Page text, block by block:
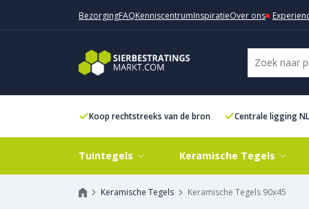
BezorgingFAQKenniscentrumInspiratieOver ons
Koop rechtstreeks van de bron Centrale ligging NL
Tuintegels Keramische Tegels
Keramische Tegels Keramische Tegels 90x45